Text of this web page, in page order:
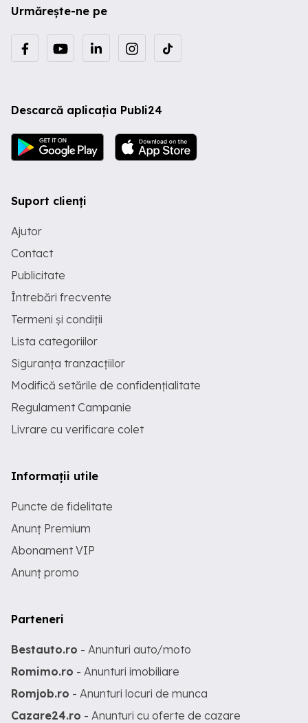
Urmărește-ne pe
Descarcă aplicația Publi24
Suport clienți
Ajutor
Contact
Publicitate
Întrebări frecvente
Termeni și condiții
Lista categoriilor
Siguranța tranzacțiilor
Modifică setările de confidențialitate
Regulament Campanie
Livrare cu verificare colet
Informații utile
Puncte de fidelitate
Anunț Premium
Abonament VIP
Anunț promo
Parteneri
Bestauto.ro - Anunturi auto/moto
Romimo.ro - Anunturi imobiliare
Romjob.ro - Anunturi locuri de munca
Cazare24.ro - Anunturi cu oferte de cazare